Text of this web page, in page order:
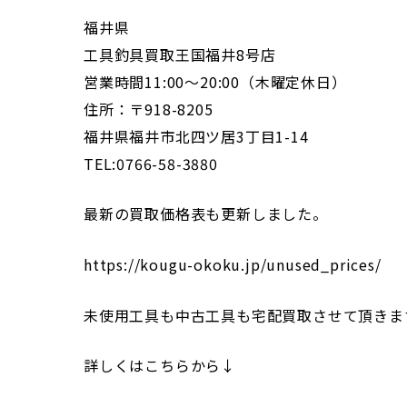
福井県
工具釣具買取王国福井8号店
営業時間11:00～20:00（木曜定休日）
住所：〒918-8205
福井県福井市北四ツ居3丁目1-14
TEL:0766-58-3880
最新の買取価格表も更新しました。
https://kougu-okoku.jp/unused_prices/
未使用工具も中古工具も宅配買取させて頂きま
詳しくはこちらから↓